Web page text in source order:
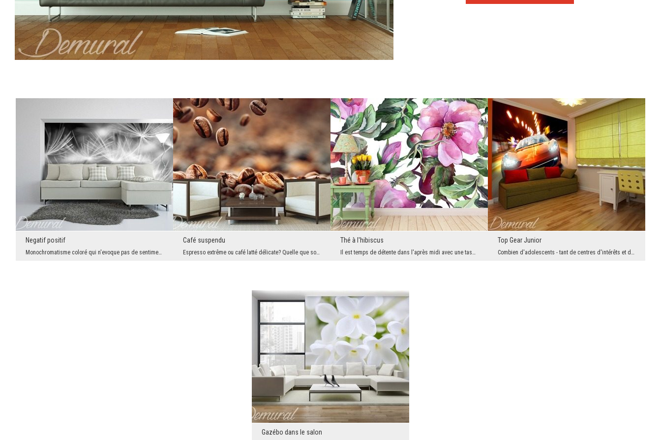
Negatif positif
Monochromatisme coloré qui n'evoque pas de sentiments désagréables, qui n'est ni froid niinaccess...
Café suspendu
Espresso extrême ou café latté délicate? Quelle que soit la version que vous préférez – le papier...
Thé à l'hibiscus
Il est temps de détente dans l'après midi avec une tasse de thé parfumé à la main. De plus entour...
Top Gear Junior
Combien d'adolescents - tant de centres d'intérêts et d'idées de passer du temps libre. Mais il y...
Gazébo dans le salon